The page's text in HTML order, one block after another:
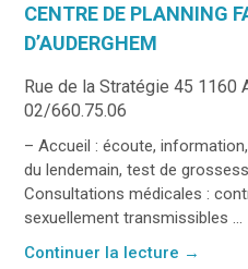
CENTRE DE PLANNING
D’AUDERGHEM
Rue de la Stratégie 45 1160
02/660.75.06
– Accueil : écoute,
du lendemain, test de
Consultations médicales :
sexuellement transmissibles ...
Continuer la lecture →